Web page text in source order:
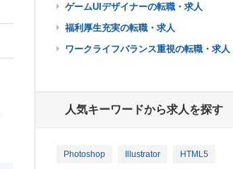
ゲームUIデザイナーの転職・求人
福利厚生充実の転職・求人
ワークライフバランス重視の転職・求人
人気キーワードから求人を探す
Photoshop Illustrator HTML5